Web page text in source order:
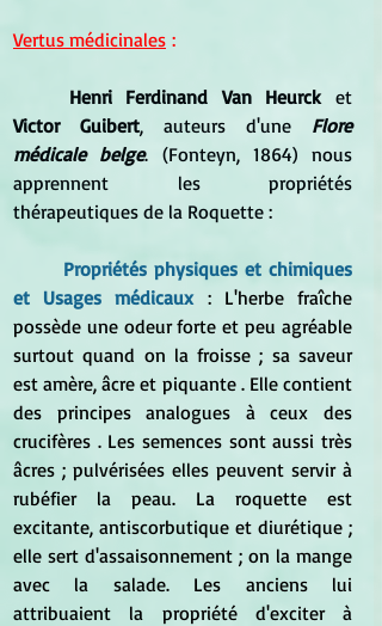
Vertus médicinales :
	Henri Ferdinand Van Heurck
Victor Guibert, auteurs d'une Flore
médicale belge. (Fonteyn, 1864) nous
apprennent les propriétés
thérapeutiques de la Roquette :
et Usages médicaux : L'herbe fraîche
possède une odeur forte et peu agréable
surtout quand on la froisse ; sa saveur
est amère, âcre et piquante . Elle contient
des principes analogues à ceux des
crucifères . Les semences sont aussi très
âcres ; pulvérisées elles peuvent servir à
rubéfier la peau. La roquette est
excitante, antiscorbutique et diurétique ;
elle sert d'assaisonnement ; on la mange
avec la salade. Les anciens lui
attribuaient la propriété d'exciter à